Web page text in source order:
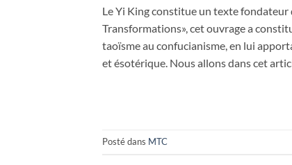
Le Yi King constitue un texte fondateur
Transformations», cet ouvrage a
taoïsme au confucianisme, en lui
et ésotérique. Nous allons dans cet
Posté dans MTC